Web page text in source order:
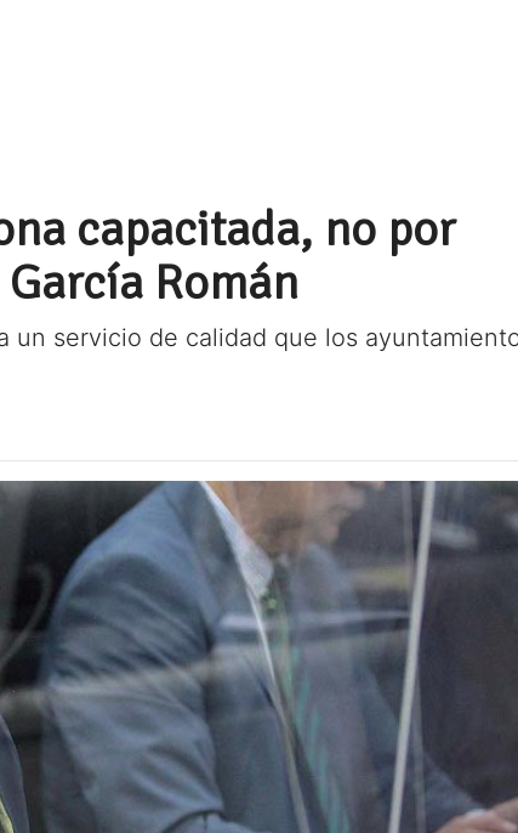
capacitada, no por
Román
un servicio de calidad que los